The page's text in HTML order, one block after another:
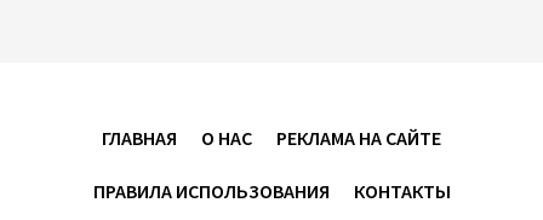
ГЛАВНАЯ О НАС РЕКЛАМА НА САЙТЕ
ПРАВИЛА ИСПОЛЬЗОВАНИЯ КОНТАКТЫ